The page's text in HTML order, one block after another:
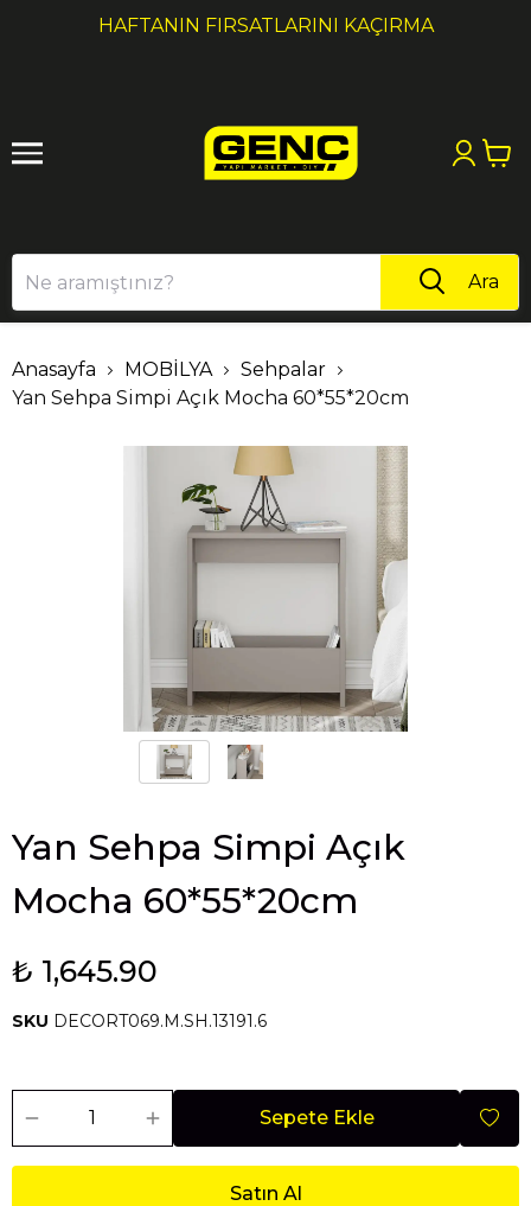
HAFTANIN FIRSATLARINI KAÇIRMA
1 2
Ara
Anasayfa MOBİLYA
Sehpalar
Yan Sehpa Simpi Açık Mocha 60*55*20cm
Yan Sehpa Simpi Açık
Mocha 60*55*20cm
₺ 1,645.90
SKU DECORT069.M.SH.13191.6
Sepete Ekle
Satın Al